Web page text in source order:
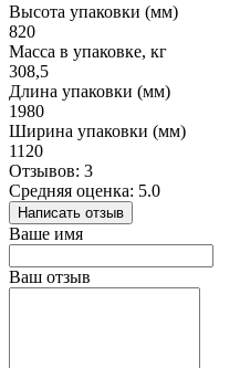
Высота упаковки (мм)
820
Масса в упаковке, кг
308,5
Длина упаковки (мм)
1980
Ширина упаковки (мм)
1120
Отзывов: 3
Средняя оценка: 5.0
Написать отзыв
Ваше имя
Ваш отзыв